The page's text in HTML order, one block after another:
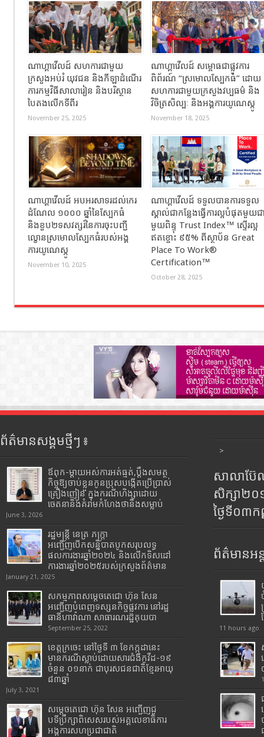
ណាហ្គាវើលដ៍ សហការជាមួយ
ក្រសួងអប់រំ យុវជន និងកីឡាដំណើរ
ការកម្មវិធីសាលារៀន និងបរិស្ថាន
បៃតងលើកទីពីរ
November 25, 2025
ណាហ្គាវើលដ៍ សម្ពោធជាផ្លូវការ
ពិព័រណ៍ “ស្រមោលស្បែកធំ” ដោយ
សហការជាមួយក្រសួងវប្បធម៌ និង
វិចិត្រសិល្បៈ និងអង្គការយូណេស្កូ
November 18, 2025
ណាហ្គាវើលដ៍ អបអរសាទរដល់កេរ
ដំណែល ១០០០ ឆ្នាំនៃស្បែកធំ
និងខួប២ទសវត្សរ៍នៃការចុះបញ្ជី
ល្ខោនស្រមោលស្បែកធំរបស់អង្គ
ការយូណេស្កូ
November 10, 2025
ណាហ្គាវើលដ៍ ទទួលបានការទទួល
ស្គាល់ជាកន្លែងធ្វើការល្អបំផុតមួយជ
មួយពិន្ទុ Trust Index™ ស្ទើរល្អ
ឥតខ្ចោះ ៩៥% ពីស្ថាប័ន Great
Place To Work®
Certification™
October 28, 2025
ព័ត៌មានសង្គមថ្មីៗ ៖
ឪពុក-ម្ដាយអស់ការអត់ធ្មត់,ប្ដឹងសមត្ថ
កិច្ចឱ្យចាប់ខ្លួនកូនប្រុសបង្កើតប្រើប្រាស់
គ្រឿងញៀន ក្នុងករណីហិង្សាដោយ
ចេតនានិងគំរាមកំហែងថានឹងសម្លាប់
June 3, 2026
រដ្ឋមន្រ្តី​ នេត្រ​ ភក្ត្រា​
អញ្ជើញបើកសន្និបាតបូកសរុបលទ្ធ
ផលការងារឆ្នាំ២០២៤ និងលើកទិសដៅ
ការងារឆ្នាំ២០២៥របស់​ក្រសួង​ព័ត៌មាន​
January 21, 2025
សកម្មភាពសម្តេចតេជោ ហ៊ុន សែន
អញ្ជើញបំពេញទស្សនកិច្ចផ្លូវការ នៅរដ្ឋ
ធានីហាវ៉ាណា សាធារណរដ្ឋគុយបា
September 25, 2022
ខេត្តក្រចេះ នៅថ្ងៃទី ៣ ខែកក្កដានេះ
មានករណីស្លាប់ដោយសារជំងឺកូវីដ-១៩
ចំនួន ០១នាក់ ជាបុរសជនជាតិខ្មែរអាយុ
៨៣ឆ្នាំ
July 3, 2021
សម្តេចតេជោ ហ៊ុន សែន អញ្ជើញជួ
បទីប្រឹក្សាពិសេសរបស់អគ្គលេខាធិការ
អង្គការសហប្រជាជាតិ
>
សាលាប៊ែ
សិក្សា២
ថ្ងៃទី០៣
ព័ត៌មានអន្
11 hours ago